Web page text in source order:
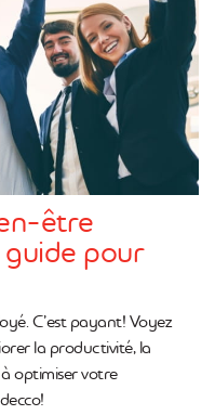
être
pour
C’est payant! Voyez
la productivité, la
optimiser votre